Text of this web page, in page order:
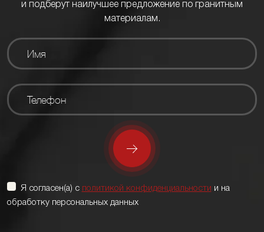
и подберут наилучшее предложение по гранитным
материалам.
Я согласен(а) с политикой конфиденциальности и на
обработку персональных данных